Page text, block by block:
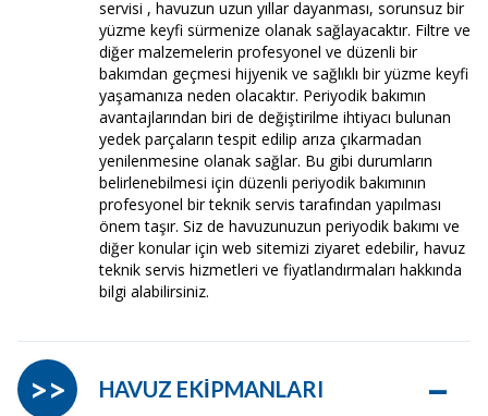
servisi , havuzun uzun yıllar dayanması, sorunsuz bir
yüzme keyfi sürmenize olanak sağlayacaktır. Filtre ve
diğer malzemelerin profesyonel ve düzenli bir
bakımdan geçmesi hijyenik ve sağlıklı bir yüzme keyfi
yaşamanıza neden olacaktır. Periyodik bakımın
avantajlarından biri de değiştirilme ihtiyacı bulunan
yedek parçaların tespit edilip arıza çıkarmadan
yenilenmesine olanak sağlar. Bu gibi durumların
belirlenebilmesi için düzenli periyodik bakımının
profesyonel bir teknik servis tarafından yapılması
önem taşır. Siz de havuzunuzun periyodik bakımı ve
diğer konular için web sitemizi ziyaret edebilir, havuz
teknik servis hizmetleri ve fiyatlandırmaları hakkında
bilgi alabilirsiniz.
HAVUZ EKİPMANLARI –
>>